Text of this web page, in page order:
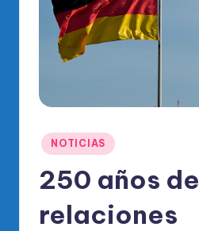
O
al
Publicado
en
NOTICIAS
250 años de
relaciones